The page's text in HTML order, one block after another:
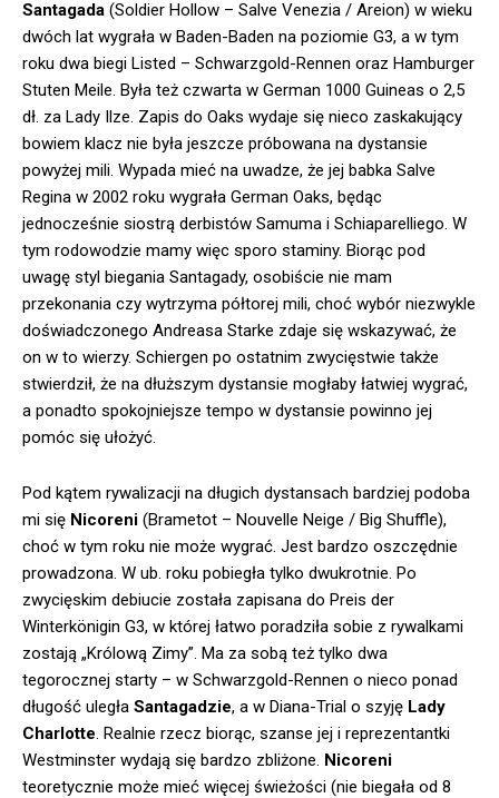
Santagada (Soldier Hollow – Salve Venezia / Areion) w wieku
dwóch lat wygrała w Baden-Baden na poziomie G3, a w tym
roku dwa biegi Listed – Schwarzgold-Rennen oraz Hamburger
Stuten Meile. Była też czwarta w German 1000 Guineas o 2,5
dł. za Lady Ilze. Zapis do Oaks wydaje się nieco zaskakujący
bowiem klacz nie była jeszcze próbowana na dystansie
powyżej mili. Wypada mieć na uwadze, że jej babka Salve
Regina w 2002 roku wygrała German Oaks, będąc
jednocześnie siostrą derbistów Samuma i Schiaparelliego. W
tym rodowodzie mamy więc sporo staminy. Biorąc pod
uwagę styl biegania Santagady, osobiście nie mam
przekonania czy wytrzyma półtorej mili, choć wybór niezwykle
doświadczonego Andreasa Starke zdaje się wskazywać, że
on w to wierzy. Schiergen po ostatnim zwycięstwie także
stwierdził, że na dłuższym dystansie mogłaby łatwiej wygrać,
a ponadto spokojniejsze tempo w dystansie powinno jej
pomóc się ułożyć.
Pod kątem rywalizacji na długich dystansach bardziej podoba
mi się Nicoreni (Brametot – Nouvelle Neige / Big Shuffle),
choć w tym roku nie może wygrać. Jest bardzo oszczędnie
prowadzona. W ub. roku pobiegła tylko dwukrotnie. Po
zwycięskim debiucie została zapisana do Preis der
Winterkönigin G3, w której łatwo poradziła sobie z rywalkami
zostają „Królową Zimy”. Ma za sobą też tylko dwa
tegorocznej starty – w Schwarzgold-Rennen o nieco ponad
długość uległa Santagadzie, a w Diana-Trial o szyję Lady
Charlotte . Realnie rzecz biorąc, szanse jej i reprezentantki
Westminster wydają się bardzo zbliżone. Nicoreni
teoretycznie może mieć więcej świeżości (nie biegała od 8